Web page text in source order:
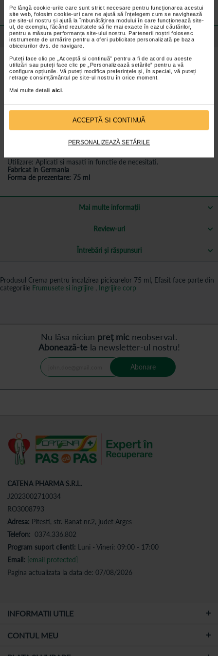
Pe lângă cookie-urile care sunt strict necesare pentru funcționarea acestui
site web, folosim cookie-uri care ne ajută să înțelegem cum se navighează
pe site-ul nostru și ajută la îmbunătățirea modului în care funcționează site-
ul, de exemplu, făcând rezultatele să fie mai exacte în cazul căutărilor,
pentru a măsura performanța site-ului nostru. Partenerii noștri folosesc
instrumente de urmărire pentru a oferi publicitate personalizată pe baza
obiceiurilor dvs. de navigare.
Puteți face clic pe „Acceptă si continuă” pentru a fi de acord cu aceste
utilizări sau puteți face clic pe „Personalizează setările” pentru a vă
configura opțiunile. Vă puteți modifica preferințele și, în special, vă puteți
retrage consimțământul pe site-ul nostru în orice moment.
Mai multe detalii aici
ACCEPTĂ SI CONTINUĂ
PERSONALIZEAZĂ SETĂRILE
valabile pentru comenzile efectuate online.
Detalii despre produs
Caracteristici Crema Efasit pentru incalzirea
picioarelor
Ingrijeste si incalzeste picioarele reci
timp indelungat incalzind picioarele reci
Cu ulei de jojoba ce face pielea picioarelor sa fie mai moale, mai
catifelata si astfel mai rezistenta
Este usor de aplicat si se absoarbe rapid in piele
Utilizare: Aplicati si masati in functie de necesitati.
Fabricat in Germania
Forma de prezentare: 75 ml
Mai multe informații
Review-uri
Întrebări și răspunsuri
Produsul Crema pentru incalzirea picioarelor 75 ml, Efasit face parte din
categoriile Frumusete si ingrijire , Ingrijire corp
Nu lăsa niciun preț mic neobservat.
Abonează-tela newsletter-ul nostru!
Abonare
CATENA PHARMA S.R.L.
J2023002710034
RO3008793
Adresa: Pitesti, str. Banat nr.2, judet Arges
Telefon: 0374.336.802
Program suport clienti: Luni - Vineri: 09:00 - 17:00
Email: [email protected]
Pagina actualizata la data de: 07/08/2026
INFORMATII UTILE
CONTUL MEU